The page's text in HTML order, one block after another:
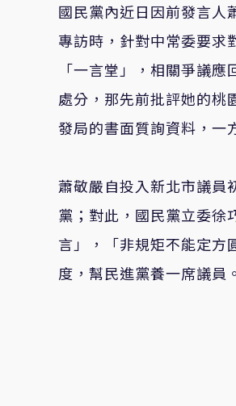
國民黨內近日因前發言人
專訪時，針對中常委要求
「一言堂」，相關爭議
處分，那先前批評她的桃
發局的書面質詢資料，一
蕭敬嚴自投入新北市議員
黨；對此，國民黨立委徐
言」，「非規矩不能定方
度，幫民進黨養一席議員。